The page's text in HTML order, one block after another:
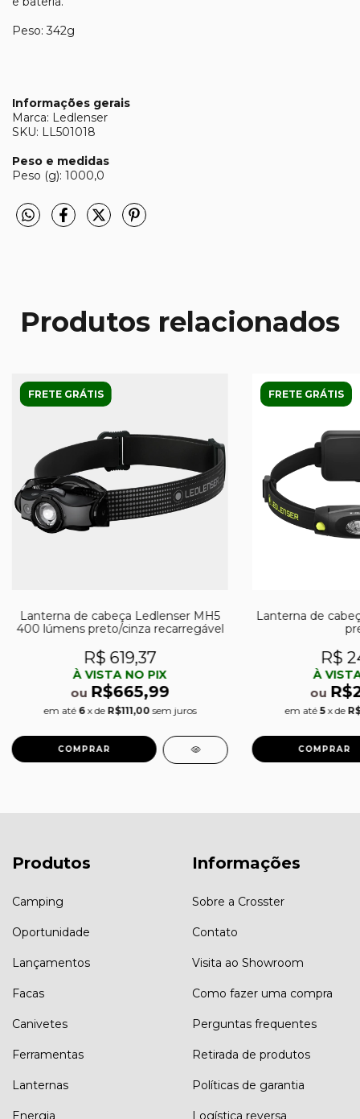
Peso: 342g
Informações gerais
Marca: Ledlenser
SKU: LL501018
Peso e medidas
Peso (g): 1000,0
Produtos relacionados
FRETE GRÁTIS
Lanterna de cabeça Ledlenser MH5
400 lúmens preto/cinza recarregável
R$ 619,37
À VISTA NO PIX
ou R$665,99
em até 6 x de R$111,00 sem juros
FRETE GRÁTIS
Lanterna de
R$
À
ou
em até5 x de
Produtos
Camping
Oportunidade
Lançamentos
Facas
Canivetes
Ferramentas
Lanternas
Energia
Informações
Sobre a Crosster
Contato
Visita ao Showroom
Como fazer uma compra
Perguntas frequentes
Retirada de produtos
Políticas de garantia
Logística reversa